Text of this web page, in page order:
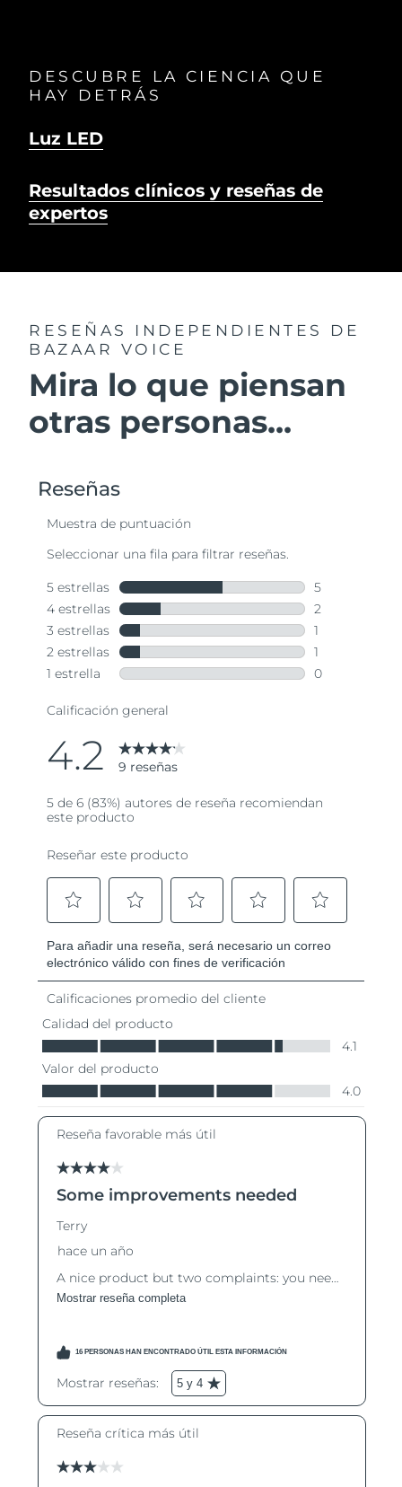
DESCUBRE LA CIENCIA QUE
HAY DETRÁS
Luz LED
Resultados clínicos y reseñas de
expertos
RESEÑAS INDEPENDIENTES
DE
BAZAAR VOICE
Mira lo que piensan
otras personas...